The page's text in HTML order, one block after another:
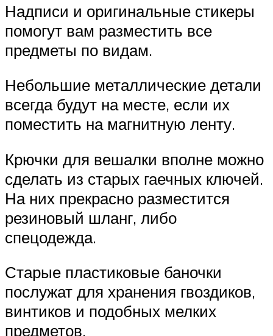
Надписи и оригинальные стикеры
помогут вам разместить все
предметы по видам.
Небольшие металлические детали
всегда будут на месте, если их
поместить на магнитную ленту.
Крючки для вешалки вполне можно
сделать из старых гаечных ключей.
На них прекрасно разместится
резиновый шланг, либо
спецодежда.
Старые пластиковые баночки
послужат для хранения гвоздиков,
винтиков и подобных мелких
предметов.